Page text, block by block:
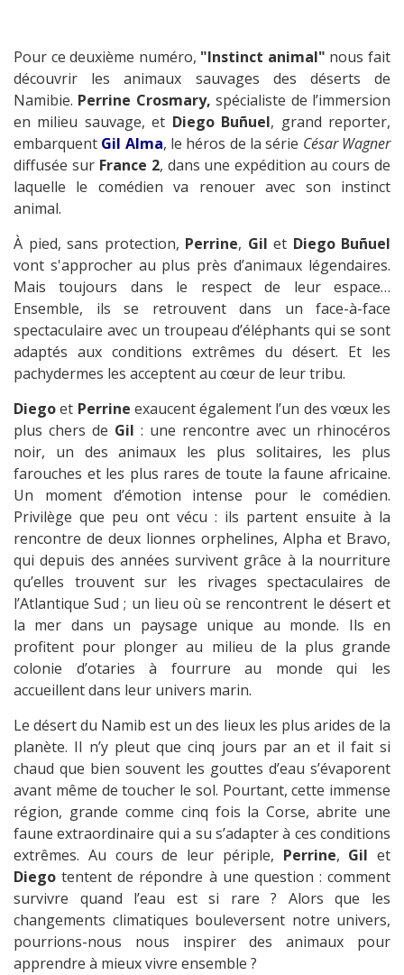
Pour ce deuxième numéro, "Instinct animal" nous fait
découvrir les animaux sauvages des déserts de
Namibie. Perrine Crosmary, spécialiste de l’immersion
en milieu sauvage, et Diego Buñuel, grand reporter,
embarquent Gil Alma, le héros de la série César Wagner
diffusée sur France 2, dans une expédition au cours de
laquelle le comédien va renouer avec son instinct
animal.
À pied, sans protection, Perrine, Gil et Diego Buñuel
vont s'approcher au plus près d’animaux légendaires.
Mais toujours dans le respect de leur espace…
Ensemble, ils se retrouvent dans un face-à-face
spectaculaire avec un troupeau d’éléphants qui se sont
adaptés aux conditions extrêmes du désert. Et les
pachydermes les acceptent au cœur de leur tribu.
Diegoet Perrine exaucent également l’un des vœux les
plus chers de Gil : une rencontre avec un rhinocéros
noir, un des animaux les plus solitaires, les plus
farouches et les plus rares de toute la faune africaine.
Un moment d’émotion intense pour le comédien.
Privilège que peu ont vécu : ils partent ensuite à la
rencontre de deux lionnes orphelines, Alpha et Bravo,
qui depuis des années survivent grâce à la nourriture
qu’elles trouvent sur les rivages spectaculaires de
l’Atlantique Sud ; un lieu où se rencontrent le désert et
la mer dans un paysage unique au monde. Ils en
profitent pour plonger au milieu de la plus grande
colonie d’otaries à fourrure au monde qui les
accueillent dans leur univers marin.
Le désert du Namib est un des lieux les plus arides de la
planète. Il n’y pleut que cinq jours par an et il fait si
chaud que bien souvent les gouttes d’eau s’évaporent
avant même de toucher le sol. Pourtant, cette immense
région, grande comme cinq fois la Corse, abrite une
faune extraordinaire qui a su s’adapter à ces conditions
extrêmes. Au cours de leur périple, Perrine, Gil et
Diego tentent de répondre à une question : comment
survivre quand l’eau est si rare ? Alors que les
changements climatiques bouleversent notre univers,
pourrions-nous nous inspirer des animaux pour
apprendre à mieux vivre ensemble ?